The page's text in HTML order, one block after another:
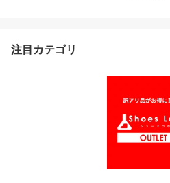
注目カテゴリ